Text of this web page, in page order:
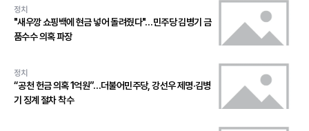
정치
"새우깡 쇼핑백에 현금 넣어 돌려줬다"…민주당 김병기 금
품수수 의혹 파장
정치
“공천 헌금 의혹 1억원”…더불어민주당, 강선우 제명·김병
기 징계 절차 착수